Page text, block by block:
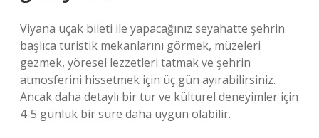
Viyana uçak bileti ile yapacağınız seyahatte şehrin
başlıca turistik mekanlarını görmek, müzeleri
gezmek, yöresel lezzetleri tatmak ve şehrin
atmosferini hissetmek için üç gün ayırabilirsiniz.
Ancak daha detaylı bir tur ve kültürel deneyimler için
4-5 günlük bir süre daha uygun olabilir.